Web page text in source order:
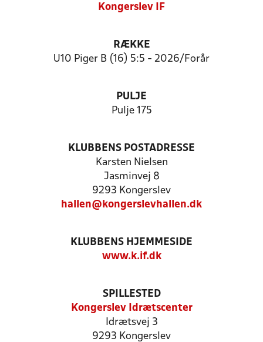
Kongerslev IF
RÆKKE
U10 Piger B (16) 5:5 - 2026/Forår
PULJE
Pulje 175
KLUBBENS POSTADRESSE
Karsten Nielsen
Jasminvej 8
9293 Kongerslev
hallen@kongerslevhallen.dk
KLUBBENS HJEMMESIDE
www.k.if.dk
SPILLESTED
Kongerslev Idrætscenter
Idrætsvej 3
9293 Kongerslev